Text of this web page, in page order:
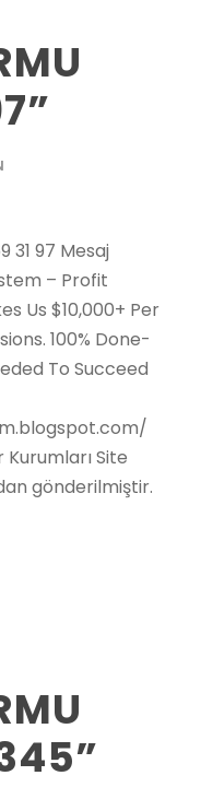
31 97 Mesaj
– Profit
Us $10,000+ Per
100% Done-
To Succeed
Site
gönderilmiştir.